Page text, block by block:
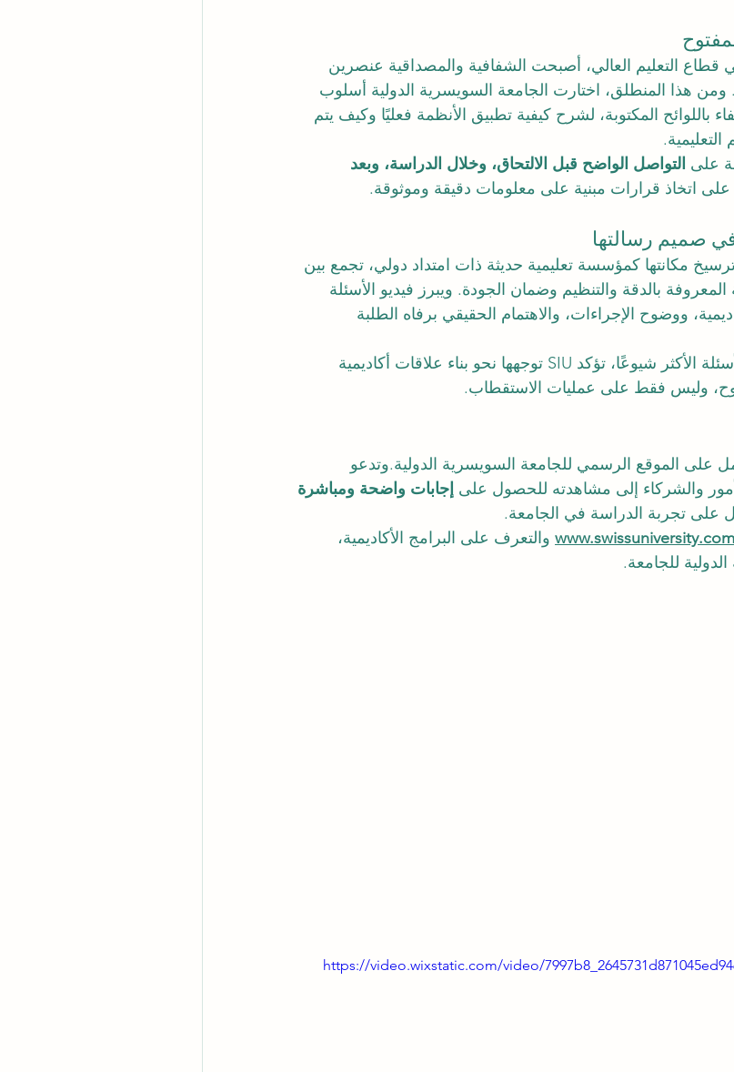
قطاع التعليم العالي، أصبحت الشفافية والمصداقية عنصرين
ومن هذا المنطلق، اختارت الجامعة السويسرية الدولية أسلوب
باللوائح المكتوبة، لشرح كيفية تطبيق الأنظمة فعليًا وكيف يتم
التواصل الواضح قبل الالتحاق، وخلال الدراسة، وبعد
على اتخاذ قرارات مبنية على معلومات دقيقة وموثوقة.
صميم رسالتها
مكانتها كمؤسسة تعليمية حديثة ذات امتداد دولي، تجمع بين
المعروفة بالدقة والتنظيم وضمان الجودة. ويبرز فيديو الأسئلة
ووضوح الإجراءات، والاهتمام الحقيقي برفاه الطلبة
ومن خلال الإجابة الاستباقية على الأسئلة الأكثر شيوعًا، تؤكد SIU توجهها نحو بناء علاقات أكاديمية
وليس فقط على عمليات الاستقطاب.
على الموقع الرسمي للجامعة السويسرية الدولية.وتدعو
والشركاء إلى مشاهدته للحصول على إجابات واضحة ومباشرة
تجربة الدراسة في الجامعة.
www.swissuniversity.com والتعرف على البرامج الأكاديمية،
للجامعة.
https://video.wixstatic.com/video/